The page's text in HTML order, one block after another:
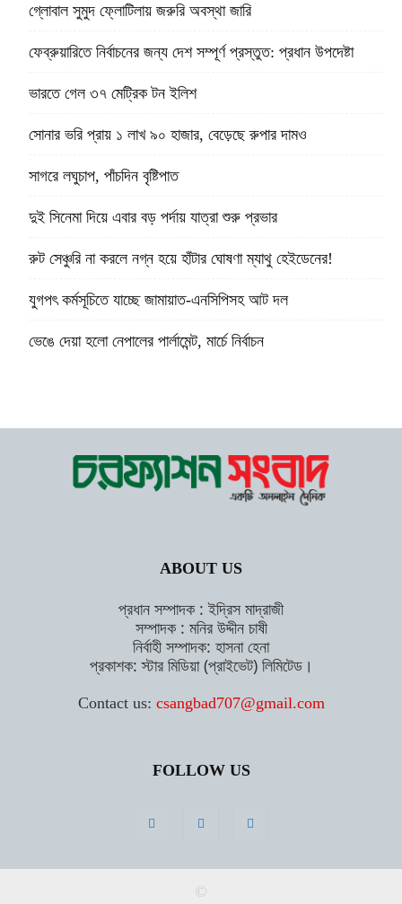
গ্লোবাল সুমুদ ফ্লোটিলায় জরুরি অবস্থা জারি
ফেব্রুয়ারিতে নির্বাচনের জন্য দেশ সম্পূর্ণ প্রস্তুত: প্রধান উপদেষ্টা
ভারতে গেল ৩৭ মেট্রিক টন ইলিশ
সোনার ভরি প্রায় ১ লাখ ৯০ হাজার, বেড়েছে রুপার দামও
সাগরে লঘুচাপ, পাঁচদিন বৃষ্টিপাত
দুই সিনেমা দিয়ে এবার বড় পর্দায় যাত্রা শুরু প্রভার
রুট সেঞ্চুরি না করলে নগ্ন হয়ে হাঁটার ঘোষণা ম্যাথু হেইডেনের!
যুগপৎ কর্মসূচিতে যাচ্ছে জামায়াত-এনসিপিসহ আট দল
ভেঙে দেয়া হলো নেপালের পার্লামেন্ট, মার্চে নির্বাচন
ABOUT US
প্রধান সম্পাদক : ইদ্রিস মাদ্রাজী
সম্পাদক : মনির উদ্দীন চাষী
নির্বাহী সম্পাদক: হাসনা হেনা
প্রকাশক: স্টার মিডিয়া (প্রাইভেট) লিমিটেড।
Contact us: csangbad707@gmail.com
FOLLOW US
©